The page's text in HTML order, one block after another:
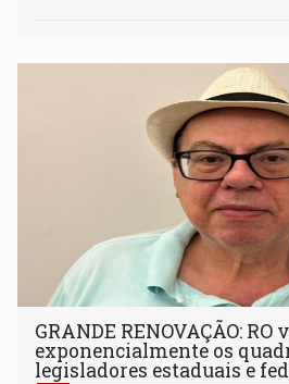
GRANDE RENOVAÇÃO:
exponencialmente os
legisladores estaduais e